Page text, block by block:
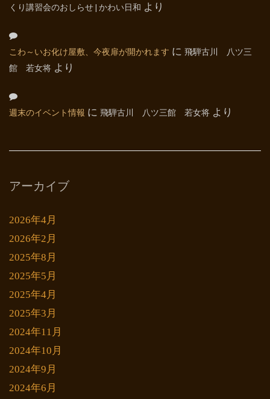
くり講習会のおしらせ | かわい日和 より
こわ～いお化け屋敷、今夜扉が開かれます に 飛騨古川 八ツ三
館 若女将 より
週末のイベント情報 に 飛騨古川 八ツ三館 若女将 より
アーカイブ
2026年4月
2026年2月
2025年8月
2025年5月
2025年4月
2025年3月
2024年11月
2024年10月
2024年9月
2024年6月